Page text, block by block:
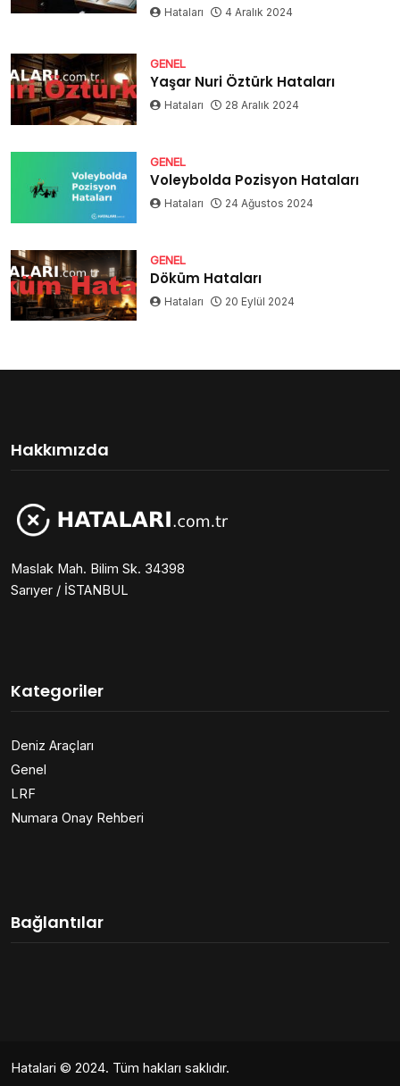
Hataları 4 Aralık 2024
GENEL
Yaşar Nuri Öztürk Hataları
Hataları 28 Aralık 2024
GENEL
Voleybolda Pozisyon Hataları
Hataları 24 Ağustos 2024
GENEL
Döküm Hataları
Hataları 20 Eylül 2024
Hakkımızda
Maslak Mah. Bilim Sk. 34398
Sarıyer / İSTANBUL
Kategoriler
Deniz Araçları
Genel
LRF
Numara Onay Rehberi
Bağlantılar
Hatalari © 2024. Tüm hakları saklıdır.